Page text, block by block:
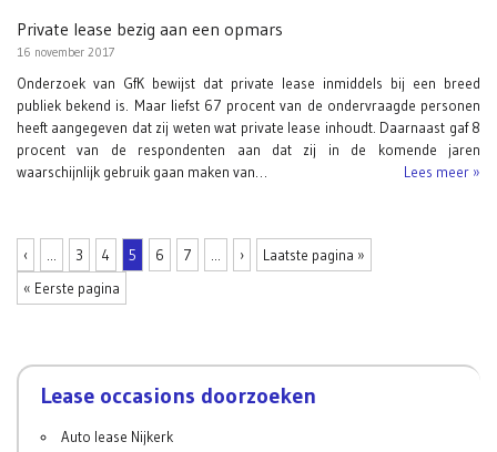
Private lease bezig aan een opmars
16 november 2017
Onderzoek van GfK bewijst dat private lease inmiddels bij een breed
publiek bekend is. Maar liefst 67 procent van de ondervraagde personen
heeft aangegeven dat zij weten wat private lease inhoudt. Daarnaast gaf 8
procent van de respondenten aan dat zij in de komende jaren
waarschijnlijk gebruik gaan maken van…
Lees meer »
‹ 3 4 5 6 7 ›
Laatste pagina »
« Eerste pagina
Lease occasions doorzoeken
Auto lease Nijkerk